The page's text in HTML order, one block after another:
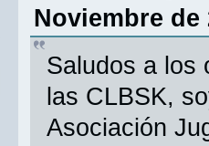
Noviembre de
Saludos a los
las CLBSK,
Asociación